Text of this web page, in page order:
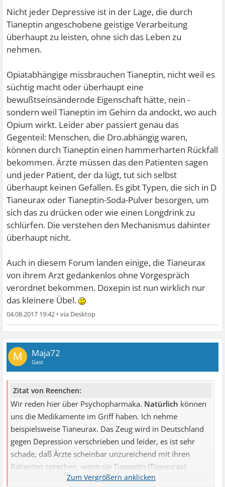
Nicht jeder Depressive ist in der Lage, die durch
Tianeptin angeschobene geistige Verarbeitung
überhaupt zu leisten, ohne sich das Leben zu
nehmen.
Opiatabhängige missbrauchen Tianeptin, nicht weil es
süchtig macht oder überhaupt eine
bewußtseinsändernde Eigenschaft hätte, nein -
sondern weil Tianeptin im Gehirn da andockt, wo auch
Opium wirkt. Leider aber passiert genau das
Gegenteil: Menschen, die Dro.abhängig waren,
können durch Tianeptin einen hammerharten Rückfall
bekommen. Ärzte müssen das den Patienten sagen
und jeder Patient, der da lügt, tut sich selbst
überhaupt keinen Gefallen. Es gibt Typen, die sich in D
Tianeurax oder Tianeptin-Soda-Pulver besorgen, um
sich das zu drücken oder wie einen Longdrink zu
schlürfen. Die verstehen den Mechanismus dahinter
überhaupt nicht.
Auch in diesem Forum landen einige, die Tianeurax
von ihrem Arzt gedankenlos ohne Vorgespräch
verordnet bekommen. Doxepin ist nun wirklich nur
das kleinere Übel.
04.08.2017 19:42 •
M Maja72
Gast
Zitat von Reenchen:
Wir reden hier über Psychopharmaka. Natürlich können
uns die Medikamente im Griff haben. Ich nehme
beispielsweise Tianeurax. Das Zeug wird in Deutschland
gegen Depression verschrieben und leider, es ist sehr
schade, daß Ärzte scheinbar unzureichend mit ihren
Patienten sprechen, wenn sie Tianeptin (Tianeurax)
verschreiben. Denn unter Tianeptin fallen dir alle